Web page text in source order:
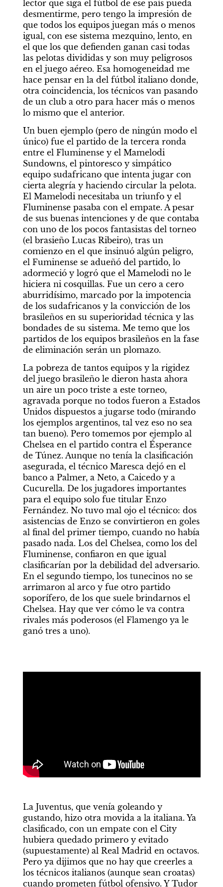
lector que siga el fútbol de ese país pueda
desmentirme, pero tengo la impresión de
que todos los equipos juegan más o menos
igual, con ese sistema mezquino, lento, en
el que los que defienden ganan casi todas
las pelotas divididas y son muy peligrosos
en el juego aéreo. Esa homogeneidad me
hace pensar en la del fútbol italiano donde,
otra coincidencia, los técnicos van pasando
de un club a otro para hacer más o menos
lo mismo que el anterior.
Un buen ejemplo (pero de ningún modo el
único) fue el partido de la tercera ronda
entre el Fluminense y el Mamelodi
Sundowns, el pintoresco y simpático
equipo sudafricano que intenta jugar con
cierta alegría y haciendo circular la pelota.
El Mamelodi necesitaba un triunfo y el
Fluminense pasaba con el empate. A pesar
de sus buenas intenciones y de que contaba
con uno de los pocos fantasistas del torneo
(el brasieño Lucas Ribeiro), tras un
comienzo en el que insinuó algún peligro,
el Fuminense se adueñó del partido, lo
adormeció y logró que el Mamelodi no le
hiciera ni cosquillas. Fue un cero a cero
aburridísimo, marcado por la impotencia
de los sudafricanos y la convicción de los
brasileños en su superioridad técnica y las
bondades de su sistema. Me temo que los
partidos de los equipos brasileños en la fase
de eliminación serán un plomazo.
La pobreza de tantos equipos y la rigidez
del juego brasileño le dieron hasta ahora
un aire un poco triste a este torneo,
agravada porque no todos fueron a Estados
Unidos dispuestos a jugarse todo (mirando
los ejemplos argentinos, tal vez eso no sea
tan bueno). Pero tomemos por ejemplo al
Chelsea en el partido contra el Ésperance
de Túnez. Aunque no tenía la clasificación
asegurada, el técnico Maresca dejó en el
banco a Palmer, a Neto, a Caicedo y a
Cucurella. De los jugadores importantes
para el equipo solo fue titular Enzo
Fernández. No tuvo mal ojo el técnico: dos
asistencias de Enzo se convirtieron en goles
al final del primer tiempo, cuando no había
pasado nada. Los del Chelsea, como los del
Fluminense, confiaron en que igual
clasificarían por la debilidad del adversario.
En el segundo tiempo, los tunecinos no se
arrimaron al arco y fue otro partido
soporífero, de los que suele brindarnos el
Chelsea. Hay que ver cómo le va contra
rivales más poderosos (el Flamengo ya le
ganó tres a uno).
La Juventus, que venía goleando y
gustando, hizo otra movida a la italiana. Ya
clasificado, con un empate con el City
hubiera quedado primero y evitado
(supuestamente) al Real Madrid en octavos.
Pero ya dijimos que no hay que creerles a
los técnicos italianos (aunque sean croatas)
cuando prometen fútbol ofensivo. Y Tudor